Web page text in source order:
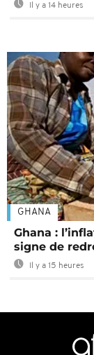
Il y a 14 heures
GHANA
Ghana :
signe de
Il y a 15 heures